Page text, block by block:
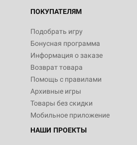
ПОКУПАТЕЛЯМ
Подобрать игру
Бонусная программа
Информация о заказе
Возврат товара
Помощь с правилами
Архивные игры
Товары без скидки
Мобильное приложение
НАШИ ПРОЕКТЫ